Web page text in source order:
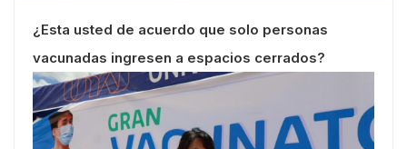
¿Esta usted de acuerdo que solo personas
vacunadas ingresen a espacios cerrados?